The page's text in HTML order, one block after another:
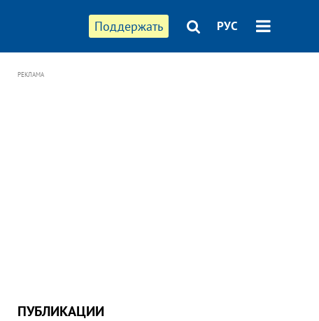
Поддержать РУС
РЕКЛАМА
ПУБЛИКАЦИИ